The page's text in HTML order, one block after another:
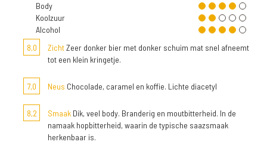
Body
Koolzuur
Alcohol
8,0
ZichtZeer donker bier met donker schuim mat snel afneemt
tot een klein kringetje.
7,0 Neus Chocolade, caramel en koffie. Lichte diacetyl
8,2 Smaak Dik, veel body. Branderig en moutbitterheid. In de
namaak hopbitterheid, waarin de typische saazsmaak
herkenbaar is.